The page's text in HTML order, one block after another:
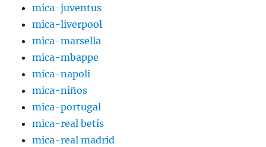
mica-juventus
mica-liverpool
mica-marsella
mica-mbappe
mica-napoli
mica-niños
mica-portugal
mica-real betis
mica-real madrid